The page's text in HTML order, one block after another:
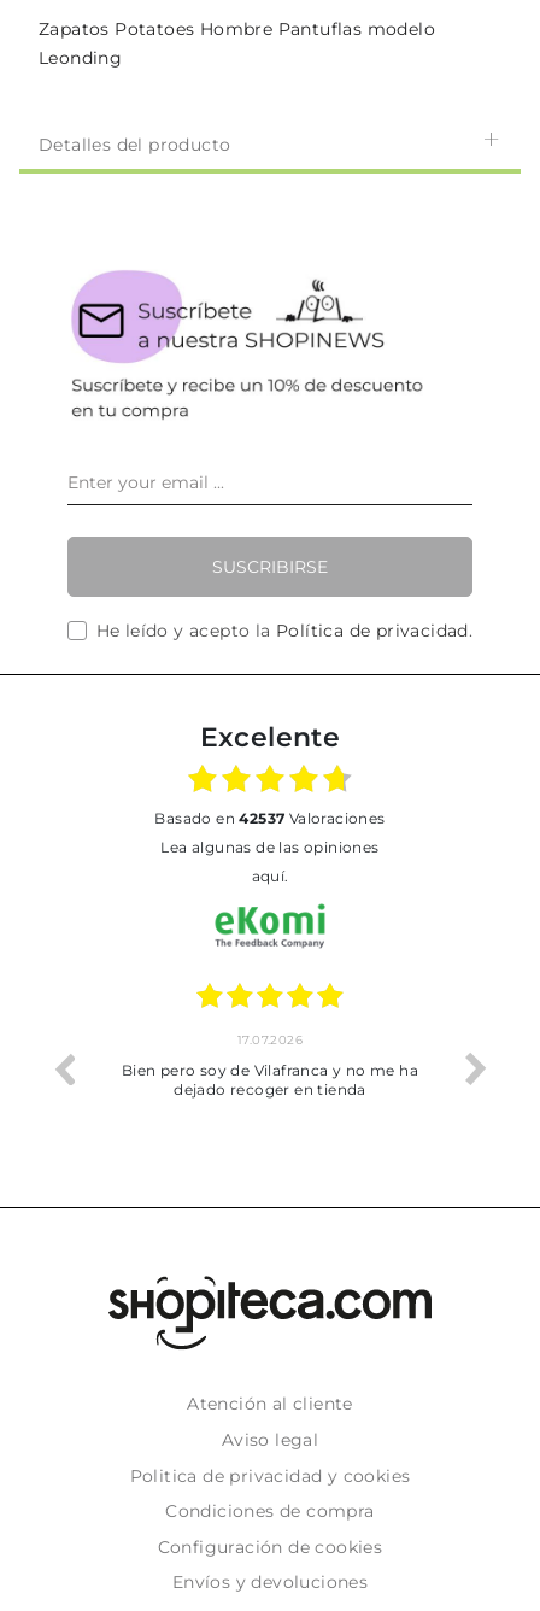
Zapatos Potatoes Hombre Pantuflas modelo
Leonding
Detalles del producto
SUSCRIBIRSE
He leído y acepto la Política de privacidad.
Excelente
basado en42537 Valoraciones
Lea algunas de las opiniones
aquí.
17.07.2026
Bien pero soy de Vilafranca y no me ha
dejado recoger en tienda
Atención al cliente
Aviso legal
Politica de privacidad y cookies
Condiciones de compra
Configuración de cookies
Envíos y devoluciones